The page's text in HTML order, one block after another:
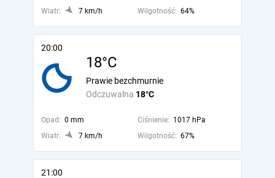
Wiatr:
7 km/h Wilgotność: 64%
20:00
18°C
Odczuwalna 18°C
Prawie bezchmurnie
Opad: 0 mm Ciśnienie: 1017 hPa
Wiatr:
7 km/h Wilgotność: 67%
21:00